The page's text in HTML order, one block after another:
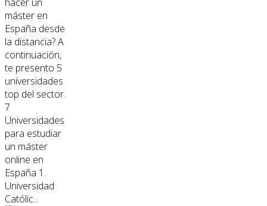
máster en
España desde
la distancia? A
continuación,
te presento 5
universidades
top del sector.
7
Universidades
para estudiar
un máster
online en
España 1.
Universidad
Católic...